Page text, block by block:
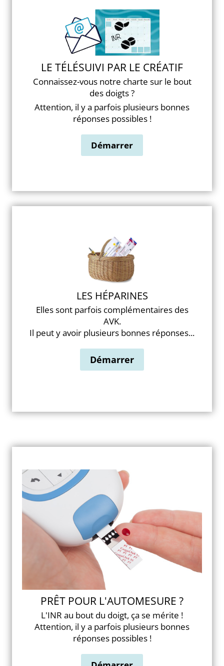
LE TÉLÉSUIVI PAR LE CRÉATIF
Connaissez-vous notre charte sur le bout
des doigts ?
Attention, il y a parfois plusieurs bonnes
réponses possibles !
LES HÉPARINES
Elles sont parfois complémentaires des
AVK.
Il peut y avoir plusieurs bonnes réponses...
PRÊT POUR L'AUTOMESURE ?
L'INR au bout du doigt, ça se mérite !
Attention, il y a parfois plusieurs bonnes
réponses possibles !